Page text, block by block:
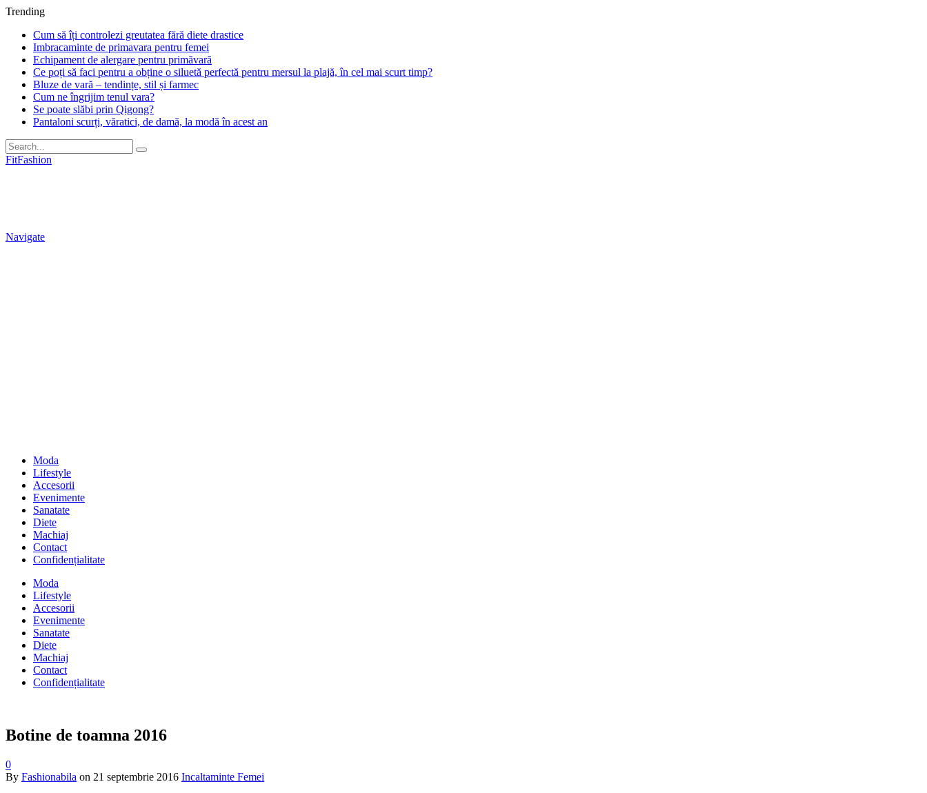
Trending
Cum să îți controlezi greutatea fără diete drastice
Imbracaminte de primavara pentru femei
Echipament de alergare pentru primăvară
Ce poți să faci pentru a obține o siluetă perfectă pentru mersul la plajă, în cel mai scurt timp?
Bluze de vară – tendințe, stil și farmec
Cum ne îngrijim tenul vara?
Se poate slăbi prin Qigong?
Pantaloni scurți, văratici, de damă, la modă în acest an
FitFashion
Navigate
Moda
Lifestyle
Accesorii
Evenimente
Sanatate
Diete
Machiaj
Contact
Confidențialitate
Moda
Lifestyle
Accesorii
Evenimente
Sanatate
Diete
Machiaj
Contact
Confidențialitate
Botine de toamna 2016
0
By Fashionabila on 21 septembrie 2016 Incaltaminte Femei